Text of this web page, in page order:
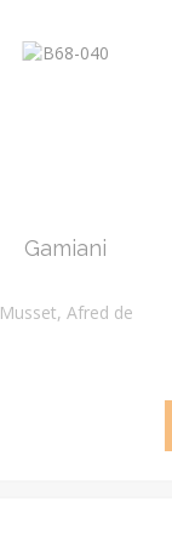
Gamiani
Musset, Afred de